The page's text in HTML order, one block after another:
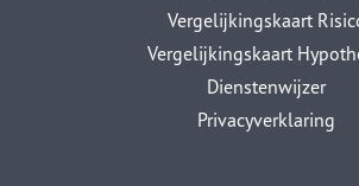
Vergelijkingskaart
Vergelijkingskaart
Dienstenwijzer
Privacyverklaring